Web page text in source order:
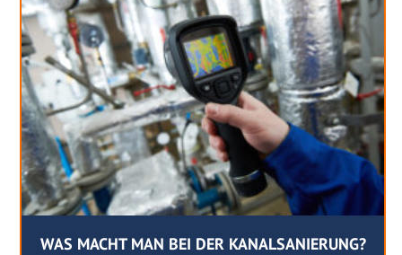
WAS MACHT MAN BEI DER KANALSANIERUNG?